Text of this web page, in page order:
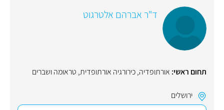
ד"ר אברהם אלטרגוט
תחום ראשי: אורתופדיה,כירורגיה אורתופדית, טראומה ושברים
ירושלים